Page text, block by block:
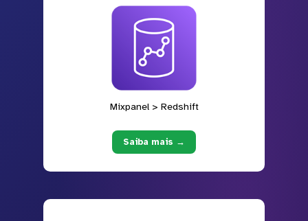
Mixpanel > Redshift
Saiba mais →